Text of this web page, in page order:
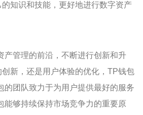
知识和技能，更好地进行数字资产
产管理的前沿，不断进行创新和升
新，还是用户体验的优化，TP钱包
的团队致力于为用户提供最好的服务
能够持续保持市场竞争力的重要原